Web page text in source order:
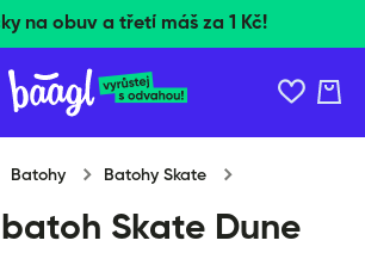
na obuv a třetí máš za 1 Kč!
Košík
Batohy Batohy Skate
Skate Dune